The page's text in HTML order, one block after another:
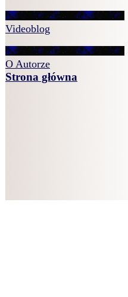
Videoblog
O Autorze
Strona główna